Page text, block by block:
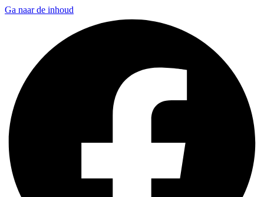
Ga naar de inhoud